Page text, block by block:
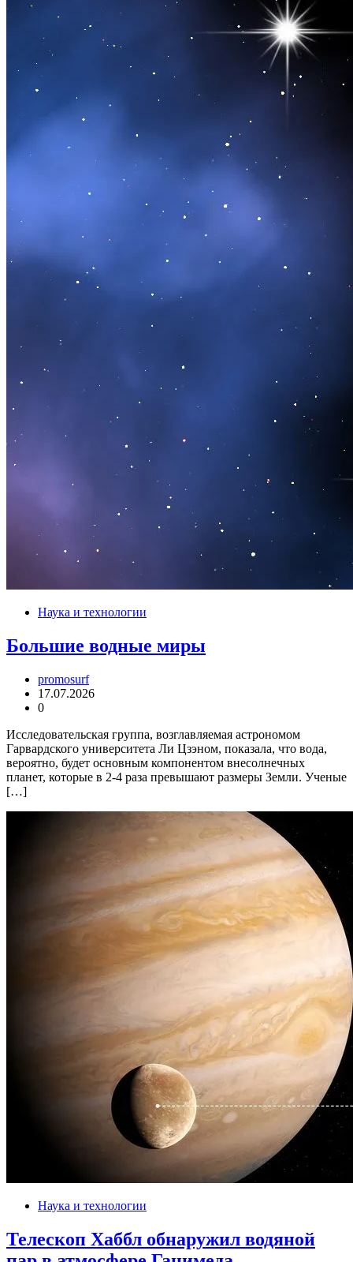
Наука и технологии
Большие водные миры
promosurf
17.07.2026
0
Исследовательская группа, возглавляемая астрономом
Гарвардского университета Ли Цзэном, показала, что вода,
вероятно, будет основным компонентом внесолнечных
планет, которые в 2-4 раза превышают размеры Земли. Ученые
[…]
Наука и технологии
Телескоп Хаббл обнаружил водяной